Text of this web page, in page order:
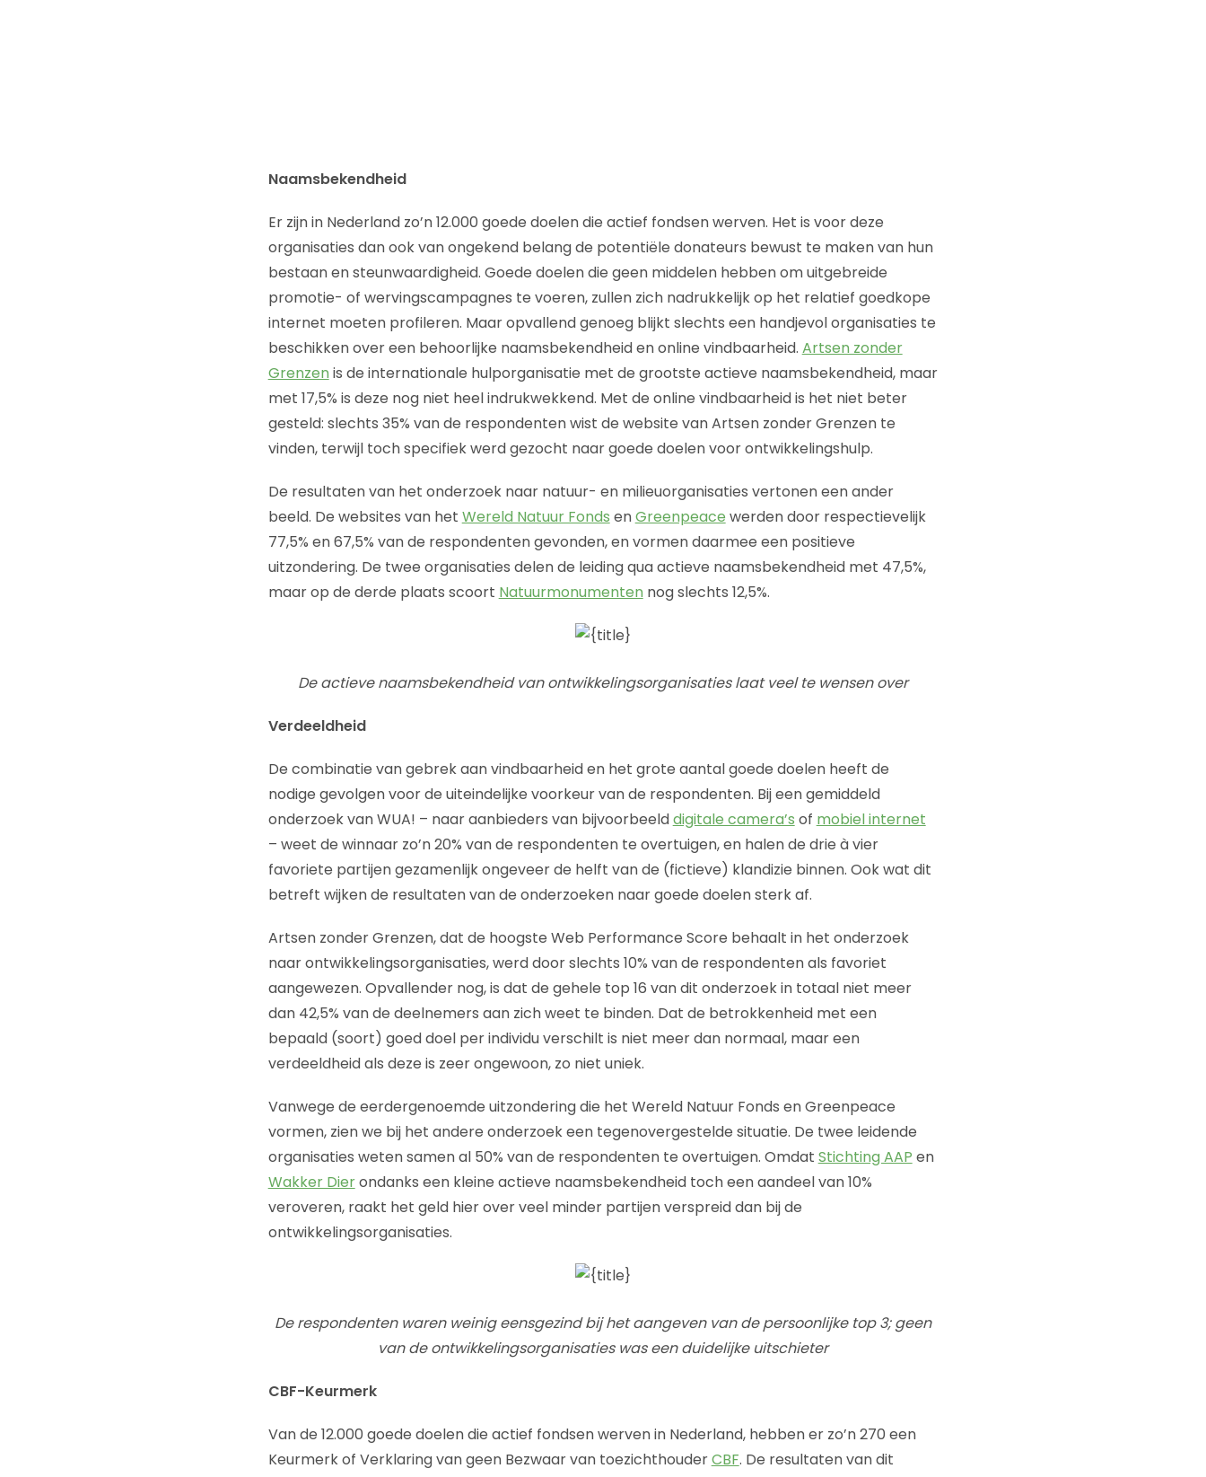
Naamsbekendheid
Er zijn in Nederland zo’n 12.000 goede doelen die actief fondsen werven. Het is voor deze
organisaties dan ook van ongekend belang de potentiële donateurs bewust te maken van hun
bestaan en steunwaardigheid. Goede doelen die geen middelen hebben om uitgebreide
promotie- of wervingscampagnes te voeren, zullen zich nadrukkelijk op het relatief goedkope
internet moeten profileren. Maar opvallend genoeg blijkt slechts een handjevol organisaties te
beschikken over een behoorlijke naamsbekendheid en online vindbaarheid. Artsen zonder
Grenzen is de internationale hulporganisatie met de grootste actieve naamsbekendheid, maar
met 17,5% is deze nog niet heel indrukwekkend. Met de online vindbaarheid is het niet beter
gesteld: slechts 35% van de respondenten wist de website van Artsen zonder Grenzen te
vinden, terwijl toch specifiek werd gezocht naar goede doelen voor ontwikkelingshulp.
De resultaten van het onderzoek naar natuur- en milieuorganisaties vertonen een ander
beeld. De websites van het Wereld Natuur Fonds enGreenpeace werden door respectievelijk
77,5% en 67,5% van de respondenten gevonden, en vormen daarmee een positieve
uitzondering. De twee organisaties delen de leiding qua actieve naamsbekendheid met 47,5%,
maar op de derde plaats scoort Natuurmonumenten nog slechts 12,5%.
De actieve naamsbekendheid van ontwikkelingsorganisaties laat veel te wensen over
Verdeeldheid
De combinatie van gebrek aan vindbaarheid en het grote aantal goede doelen heeft de
nodige gevolgen voor de uiteindelijke voorkeur van de respondenten. Bij een gemiddeld
onderzoek van WUA! – naar aanbieders van bijvoorbeelddigitale camera’s of mobiel internet
– weet de winnaar zo’n 20% van de respondenten te overtuigen, en halen de drie à vier
favoriete partijen gezamenlijk ongeveer de helft van de (fictieve) klandizie binnen. Ook wat dit
betreft wijken de resultaten van de onderzoeken naar goede doelen sterk af.
Artsen zonder Grenzen, dat de hoogste Web Performance Score behaalt in het onderzoek
naar ontwikkelingsorganisaties, werd door slechts 10% van de respondenten als favoriet
aangewezen. Opvallender nog, is dat de gehele top 16 van dit onderzoek in totaal niet meer
dan 42,5% van de deelnemers aan zich weet te binden. Dat de betrokkenheid met een
bepaald (soort) goed doel per individu verschilt is niet meer dan normaal, maar een
verdeeldheid als deze is zeer ongewoon, zo niet uniek.
Vanwege de eerdergenoemde uitzondering die het Wereld Natuur Fonds en Greenpeace
vormen, zien we bij het andere onderzoek een tegenovergestelde situatie. De twee leidende
organisaties weten samen al 50% van de respondenten te overtuigen. Omdat Stichting AAP en
Wakker Dierondanks een kleine actieve naamsbekendheid toch een aandeel van 10%
veroveren, raakt het geld hier over veel minder partijen verspreid dan bij de
ontwikkelingsorganisaties.
De respondenten waren weinig eensgezind bij het aangeven van de persoonlijke top 3; geen
van de ontwikkelingsorganisaties was een duidelijke uitschieter
CBF-Keurmerk
Van de 12.000 goede doelen die actief fondsen werven in Nederland, hebben er zo’n 270 een
Keurmerk of Verklaring van geen Bezwaar van toezichthouderCBF. De resultaten van dit